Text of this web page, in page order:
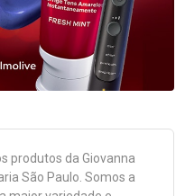
produtos da Giovanna
São Paulo. Somos a